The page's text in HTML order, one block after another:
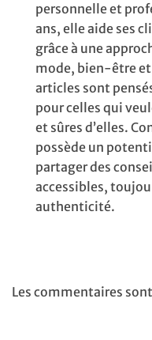
personnelle et
ans, elle aide ses
grâce à une
mode, bien-être
articles sont
pour celles qui
et sûres d’elles.
possède un
partager des
accessibles,
authenticité.
Les commentaires